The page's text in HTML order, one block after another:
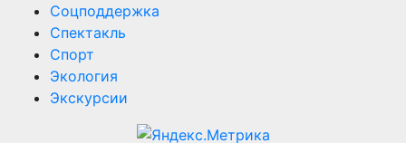
Соцподдержка
Спектакль
Спорт
Экология
Экскурсии